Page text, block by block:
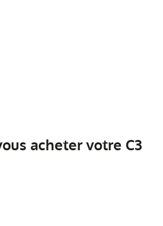
acheter votre C3